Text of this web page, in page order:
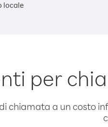
locale
per
chiamata a un costo